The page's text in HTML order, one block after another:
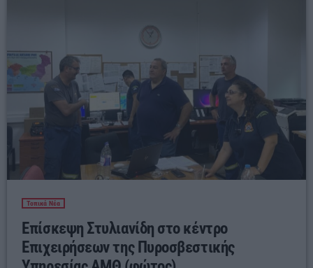
Τοπικά Νέα
Επίσκεψη Στυλιανίδη στο κέντρο
Επιχειρήσεων της Πυροσβεστικής